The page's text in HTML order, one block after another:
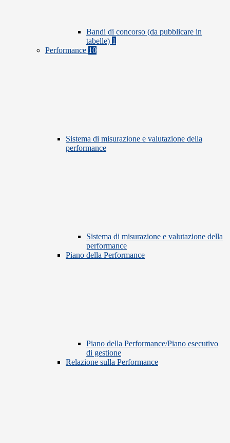
Bandi di concorso (da pubblicare in
tabelle) 1
Performance 10
Sistema di misurazione e valutazione della
performance
Sistema di misurazione e valutazione della
performance
Piano della Performance
Piano della Performance/Piano esecutivo
di gestione
Relazione sulla Performance